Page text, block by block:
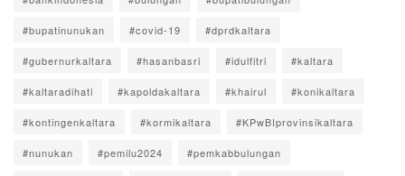
#bupatinunukan #covid-19 #dprdkaltara
#gubernurkaltara #hasanbasri #idulfitri #kaltara
#kaltaradihati #kapoldakaltara #khairul #konikaltara
#kontingenkaltara #kormikaltara #KPwBIprovinsikaltara
#nunukan #pemilu2024 #pemkabbulungan